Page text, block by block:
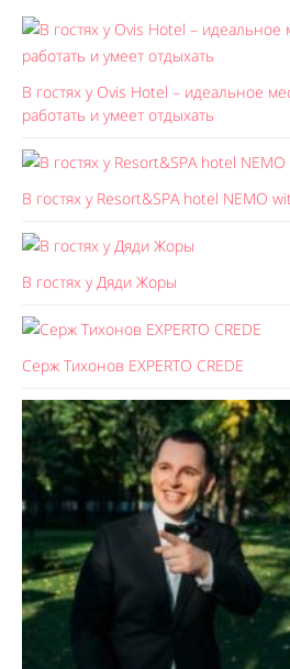
В гостях у Ovis Hotel – идеальное
работать и умеет отдыхать
В гостях у Resort&SPA hotel NEMO
В гостях у Дяди Жоры
Серж Тихонов EXPERTO CREDE